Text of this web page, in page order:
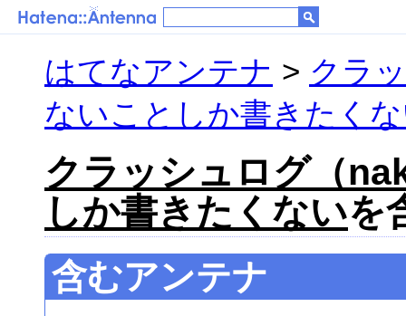
はてなアンテナ > クラ
ないことしか書きたく
クラッシュログ（
しか書きたくないを
含むアンテナ